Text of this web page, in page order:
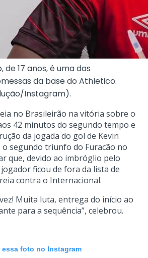
de 17 anos, é uma das
da base do Athletico.
Instagram).
no Brasileirão na vitória sobre o
42 minutos do segundo tempo e
da jogada do gol de Kevin
o segundo triunfo do Furacão no
que, devido ao imbróglio pelo
ficou de fora da lista de
contra o Internacional.
Muita luta, entrega do início ao
para a sequência”, celebrou.
essa foto no Instagram